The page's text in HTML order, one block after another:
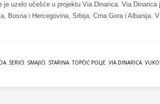
uzelo učešće u projektu Via Dinarica. Via Dinarica
Bosna i Hercegovina, Srbija, Crna Gora i Albanija.
, ŠERIĆI, SMAJIĆI, STARINA,TOPČIĆ POLJE, VIA DINARICA,